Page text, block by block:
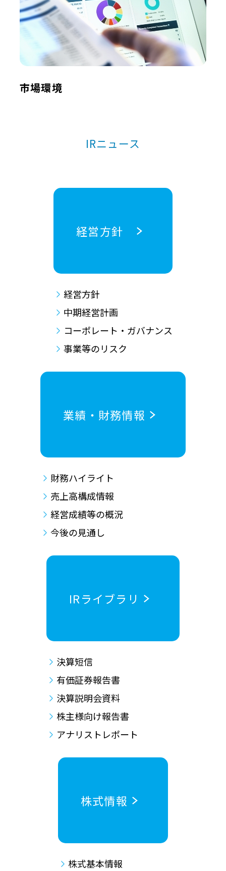
市場環境
IRニュース
経営方針
経営方針
中期経営計画
コーポレート・ガバナンス
事業等のリスク
業績・財務情報
財務ハイライト
売上高構成情報
経営成績等の概況
今後の見通し
IRライブラリ
決算短信
有価証券報告書
決算説明会資料
株主様向け報告書
アナリストレポート
株式情報
株式基本情報